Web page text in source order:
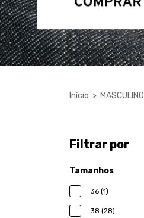
Início > MASCULINO
Filtrar por
Tamanhos
36 (1)
38 (28)